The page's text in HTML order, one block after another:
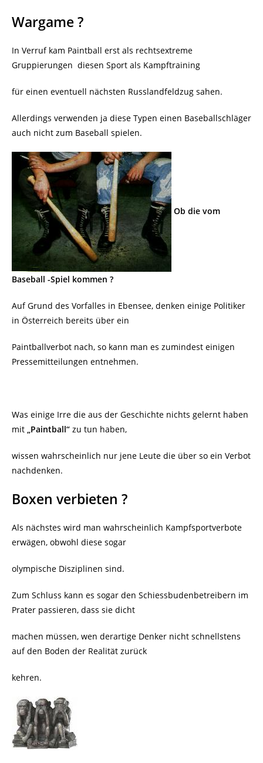
Wargame ?
In Verruf kam Paintball erst als rechtsextreme
Gruppierungen diesen Sport als Kampftraining
für einen eventuell nächsten Russlandfeldzug sahen.
Allerdings verwenden ja diese Typen einen Baseballschläger
auch nicht zum Baseball spielen.
Ob die vom
Baseball -Spiel kommen ?
Auf Grund des Vorfalles in Ebensee, denken einige Politiker
in Österreich bereits über ein
Paintballverbot nach, so kann man es zumindest einigen
Pressemitteilungen entnehmen.
Was einige Irre die aus der Geschichte nichts gelernt haben
mit „Paintball“ zu tun haben,
wissen wahrscheinlich nur jene Leute die über so ein Verbot
nachdenken.
Boxen verbieten ?
Als nächstes wird man wahrscheinlich Kampfsportverbote
erwägen, obwohl diese sogar
olympische Disziplinen sind.
Zum Schluss kann es sogar den Schiessbudenbetreibern im
Prater passieren, dass sie dicht
machen müssen, wen derartige Denker nicht schnellstens
auf den Boden der Realität zurück
kehren.